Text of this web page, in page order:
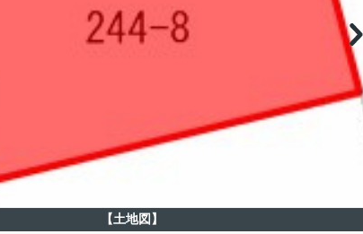
【土地図】